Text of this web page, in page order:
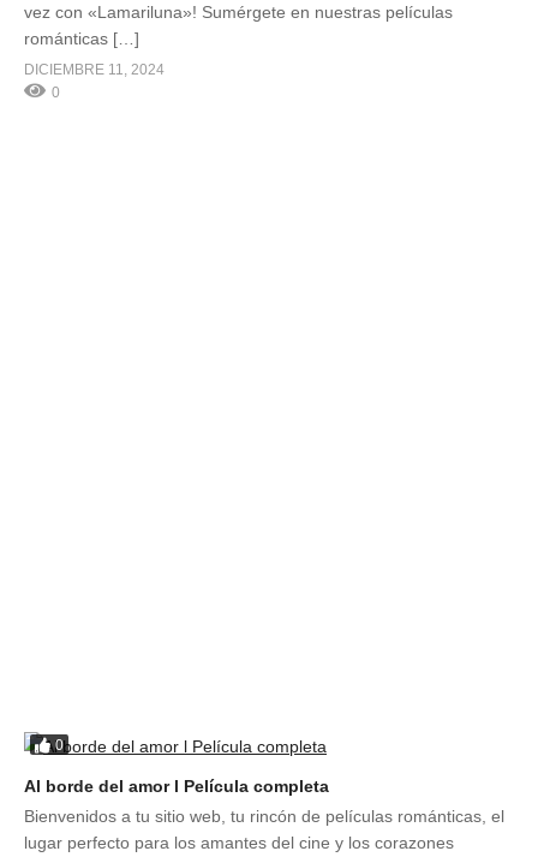
vez con «Lamariluna»! Sumérgete en nuestras películas
románticas […]
DICIEMBRE 11, 2024
0
0
Al borde del amor l Película completa
Bienvenidos a tu sitio web, tu rincón de películas románticas, el
lugar perfecto para los amantes del cine y los corazones